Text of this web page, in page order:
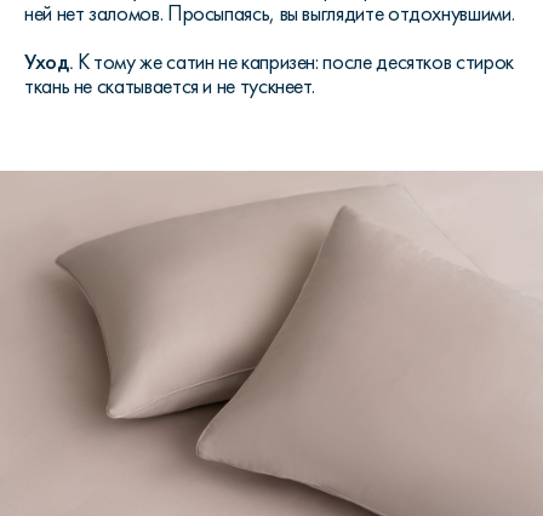
ней нет заломов. Просыпаясь, вы выглядите отдохнувшими.
Уход. К тому же сатин не капризен: после десятков стирок
ткань не скатывается и не тускнеет.